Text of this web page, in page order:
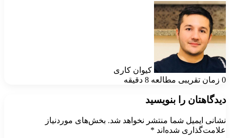
کیوان کاری
0 زمان تقریبی مطالعه 8 دقیقه
دیدگاهتان را بنویسید
نشانی ایمیل شما منتشر نخواهد شد. بخش‌های موردنیاز
علامت‌گذاری شده‌اند *